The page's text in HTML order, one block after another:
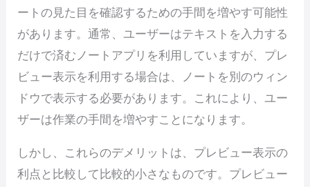
ートの見た目を確認するための手間を増やす可能性
があります。通常、ユーザーはテキストを入力する
だけで済むノートアプリを利用していますが、プレ
ビュー表示を利用する場合は、ノートを別のウィン
ドウで表示する必要があります。これにより、ユー
ザーは作業の手間を増やすことになります。
しかし、これらのデメリットは、プレビュー表示の
利点と比較して比較的小さなものです。プレビュー